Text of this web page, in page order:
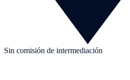
Sin comisión de intermediación